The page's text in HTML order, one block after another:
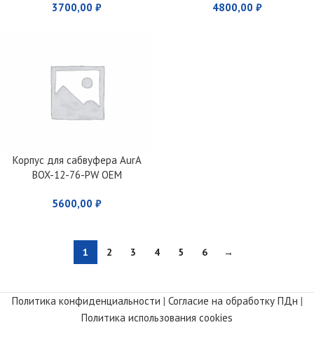
3700,00 ₽ 4800,00 ₽
Корпус для сабвуфера AurA
BOX-12-76-PW OEM
5600,00 ₽
1 2 3 4 5 6 →
Политика конфиденциальности | Согласие на обработку ПДн |
Политика использования cookies